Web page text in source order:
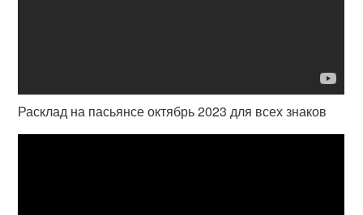
Расклад на пасьянсе октябрь 2023 для всех знаков